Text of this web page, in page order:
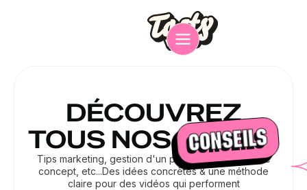
DÉCOUVREZ
TOUS NOS CONSEILS
Tips marketing, gestion d'un projet vidéo, idées de
concept, etc...Des idées concrètes & une méthode
claire pour des vidéos qui performent